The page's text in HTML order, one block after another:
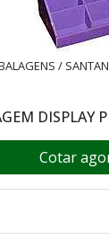
/
DISPLAY
Cotar